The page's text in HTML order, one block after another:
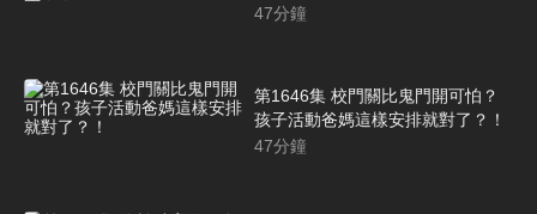
47分鐘
第1646集 校門關比鬼門開可怕？
孩子活動爸媽這樣安排就對了？！
47分鐘